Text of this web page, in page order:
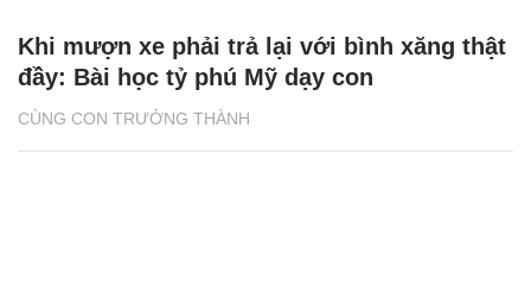
CÙNG CON TRƯỞNG THÀNH
Khi mượn xe phải trả lại với bình xăng thật
đầy: Bài học tỷ phú Mỹ dạy con